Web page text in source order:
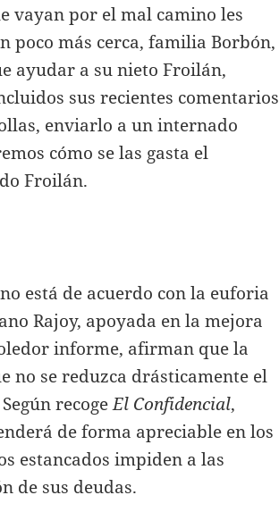
vayan por el mal camino les
poco más cerca, familia Borbón,
ayudar a su nieto Froilán,
sus recientes comentarios
enviarlo a un internado
cómo se las gasta el
Froilán.
está de acuerdo con la euforia
Rajoy, apoyada en la mejora
informe, afirman que la
no se reduzca drásticamente el
recogeEl Confidencial,
de forma apreciable en los
estancados impiden a las
de sus deudas.